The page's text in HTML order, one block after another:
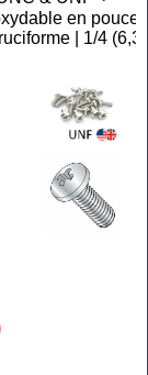
en
| 1/4